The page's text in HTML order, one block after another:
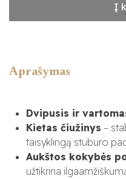
Į
Aprašymas
Dvipusis ir
Kietas čiužinys –
taisyklingą stuburo
Aukštos kokybės
užtikrina